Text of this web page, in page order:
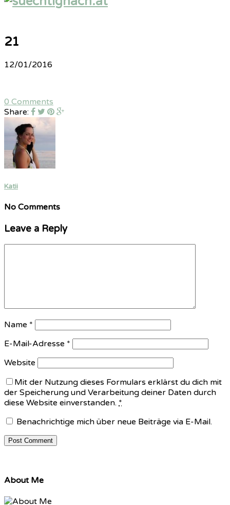
21
12/01/2016
0 Comments
Share:
Katii
No Comments
Leave a Reply
Name *
E-Mail-Adresse *
Website
Mit der Nutzung dieses Formulars erklärst du dich mit
der Speicherung und Verarbeitung deiner Daten durch
diese Website einverstanden. *
Benachrichtige mich über neue Beiträge via E-Mail.
About Me